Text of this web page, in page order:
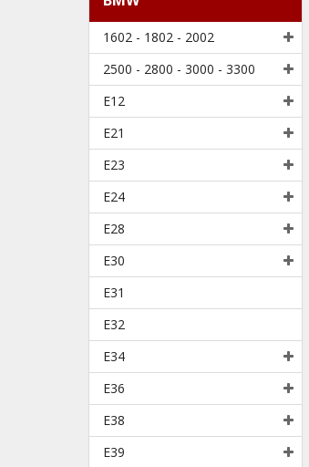
1602 - 1802 - 2002
2500 - 2800 - 3000 - 3300
E12
E21
E23
E24
E28
E30
E31
E32
E34
E36
E38
E39